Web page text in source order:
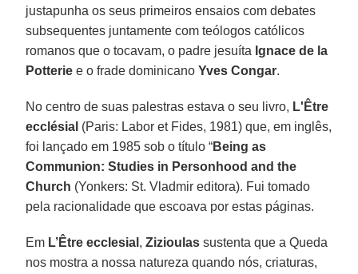
justapunha os seus primeiros ensaios com debates
subsequentes juntamente com teólogos católicos
romanos que o tocavam, o padre jesuíta Ignace de la
Potterie e o frade dominicanoYves Congar.
No centro de suas palestras estava o seu livro, L'Être
ecclésial (Paris: Labor et Fides, 1981) que, em inglês,
foi lançado em 1985 sob o título “Being as
Communion: Studies in Personhood and the
Church (Yonkers: St. Vladmir editora). Fui tomado
pela racionalidade que escoava por estas páginas.
Em L’Être ecclesial ,Zizioulas sustenta que a Queda
nos mostra a nossa natureza quando nós, criaturas,